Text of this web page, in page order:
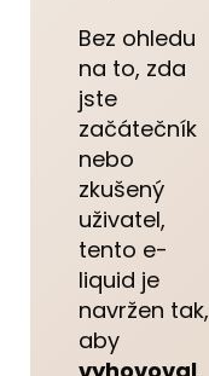
Bez ohledu
na to, zda
jste
začátečník
nebo
zkušený
uživatel,
tento e-
liquid je
navržen tak,
aby